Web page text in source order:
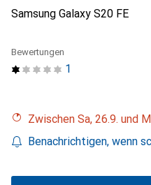
Samsung Galaxy S20 FE
1
Bewertungen
Zwischen Sa, 26.9. und
Benachrichtigen, wenn